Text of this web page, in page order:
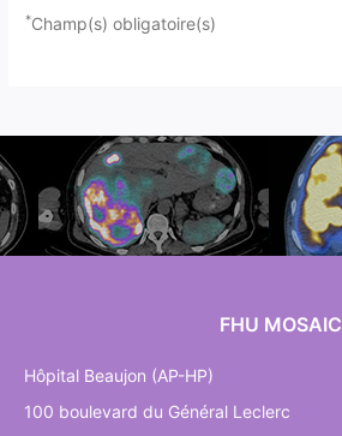
*Champ(s) obligatoire(s)
FHU MOSAIC
Hôpital Beaujon (AP-HP)
100 boulevard du Général Leclerc